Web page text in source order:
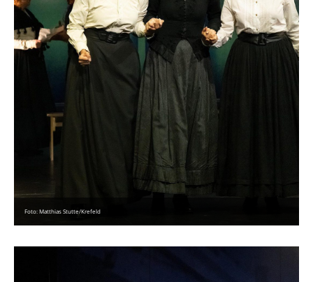
Foto: Matthias Stutte/Krefeld